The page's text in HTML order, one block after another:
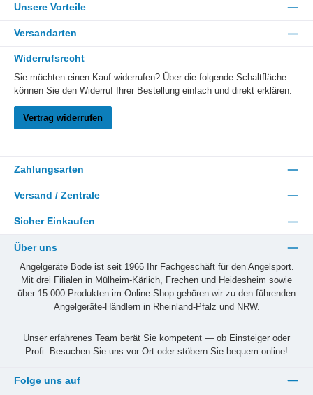
Unsere Vorteile
Versandarten
Widerrufsrecht
Sie möchten einen Kauf widerrufen? Über die folgende Schaltfläche
können Sie den Widerruf Ihrer Bestellung einfach und direkt erklären.
Vertrag widerrufen
Zahlungsarten
Versand / Zentrale
Sicher Einkaufen
Über uns
Angelgeräte Bode ist seit 1966 Ihr Fachgeschäft für den Angelsport.
Mit drei Filialen in Mülheim-Kärlich, Frechen und Heidesheim sowie
über 15.000 Produkten im Online-Shop gehören wir zu den führenden
Angelgeräte-Händlern in Rheinland-Pfalz und NRW.
Unser erfahrenes Team berät Sie kompetent — ob Einsteiger oder
Profi. Besuchen Sie uns vor Ort oder stöbern Sie bequem online!
Folge uns auf